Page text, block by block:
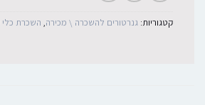
קטגוריות: גנרטורים להשכרה \ מכירה, השכרת כלי